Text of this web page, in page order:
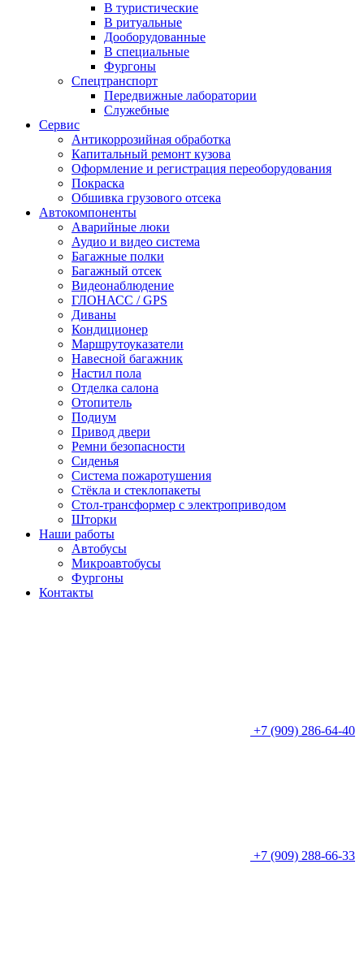
В туристические
В ритуальные
Дооборудованные
В специальные
Фургоны
Спецтранспорт
Передвижные лаборатории
Служебные
Сервис
Антикоррозийная обработка
Капитальный ремонт кузова
Оформление и регистрация переоборудования
Покраска
Обшивка грузового отсека
Автокомпоненты
Аварийные люки
Аудио и видео система
Багажные полки
Багажный отсек
Видеонаблюдение
ГЛОНАСС / GPS
Диваны
Кондиционер
Маршрутоуказатели
Навесной багажник
Настил пола
Отделка салона
Отопитель
Подиум
Привод двери
Ремни безопасности
Сиденья
Система пожаротушения
Стёкла и стеклопакеты
Стол-трансформер с электроприводом
Шторки
Наши работы
Автобусы
Микроавтобусы
Фургоны
Контакты
+7 (909) 286-64-40
+7 (909) 288-66-33